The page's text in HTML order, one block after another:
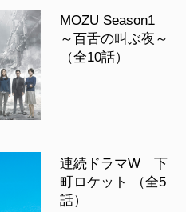
MOZU Season1
～百舌の叫ぶ夜～
（全10話）
連続ドラマW 下
町ロケット （全5
話）